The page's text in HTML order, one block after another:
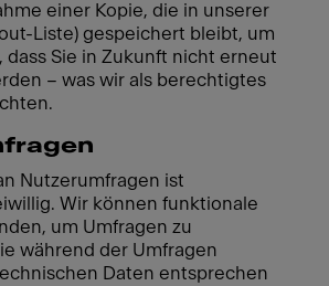
einer Kopie, die in unserer
Liste) gespeichert bleibt, um
dass Sie in Zukunft nicht erneut
– was wir als berechtigtes
Nutzerumfragen ist
Wir können funktionale
um Umfragen zu
während der Umfragen
Daten entsprechen